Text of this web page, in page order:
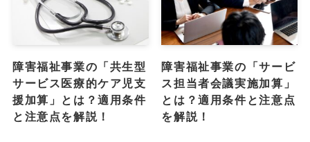
障害福祉事業の「共生型
サービス医療的ケア児支
援加算」とは？適用条件
と注意点を解説！
障害福祉事業の「サービ
ス担当者会議実施加算」
とは？適用条件と注意点
を解説！